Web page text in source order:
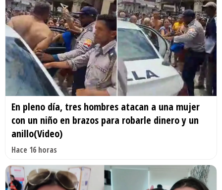
En pleno día, tres hombres atacan a una mujer
con un niño en brazos para robarle dinero y un
anillo(Video)
Hace 16 horas